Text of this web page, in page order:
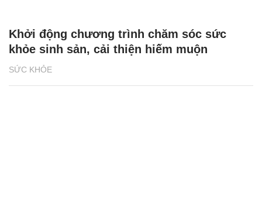
SỨC KHỎE
Khởi động chương trình chăm sóc sức
khỏe sinh sản, cải thiện hiếm muộn